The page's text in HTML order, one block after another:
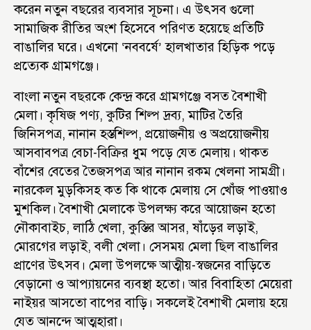
করেন নতুন বছরের ব্যবসার সূচনা। এ উৎসব গুলো
সামাজিক রীতির অংশ হিসেবে পরিণত হয়েছে প্রতিটি
বাঙালির ঘরে। এখনো ‘নববর্ষে’ হালখাতার হিড়িক পড়ে
প্রত্যেক গ্রামগঞ্জে।
বাংলা নতুন বছরকে কেন্দ্র করে গ্রামগঞ্জে বসত বৈশাখী
মেলা। কৃষিজ পণ্য, কুটির শিল্প দ্রব্য, মাটির তৈরি
জিনিসপত্র, নানান হস্তশিল্প, প্রয়োজনীয় ও অপ্রয়োজনীয়
আসবাবপত্র বেচা-বিক্রির ধুম পড়ে যেত মেলায়। থাকত
বাঁশের বেতের তৈজসপত্র আর নানান রকম খেলনা সামগ্রী।
নারকেল মুড়কিসহ কত কি থাকে মেলায় সে খোঁজ পাওয়াও
মুশকিল। বৈশাখী মেলাকে উপলক্ষ্য করে আয়োজন হতো
নৌকাবাইচ, লাঠি খেলা, কুস্তির আসর, ষাঁড়ের লড়াই,
মোরগের লড়াই, বলী খেলা। সেসময় মেলা ছিল বাঙালির
প্রাণের উৎসব। মেলা উপলক্ষে আত্মীয়-স্বজনের বাড়িতে
বেড়ানো ও আপ্যায়নের ব্যবস্থা হতো। আর বিবাহিতা মেয়েরা
নাইয়র আসতো বাপের বাড়ি। সকলেই বৈশাখী মেলায় হয়ে
যেত আনন্দে আত্মহারা।